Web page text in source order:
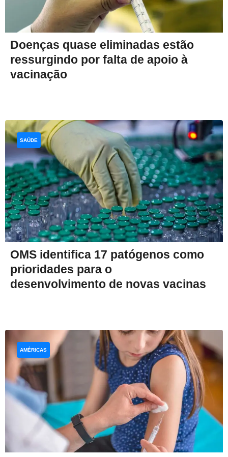
Doenças quase eliminadas estão
ressurgindo por falta de apoio à
vacinação
OMS identifica 17 patógenos como
prioridades para o
desenvolvimento de novas vacinas
SAÚDE
AMÉRICAS